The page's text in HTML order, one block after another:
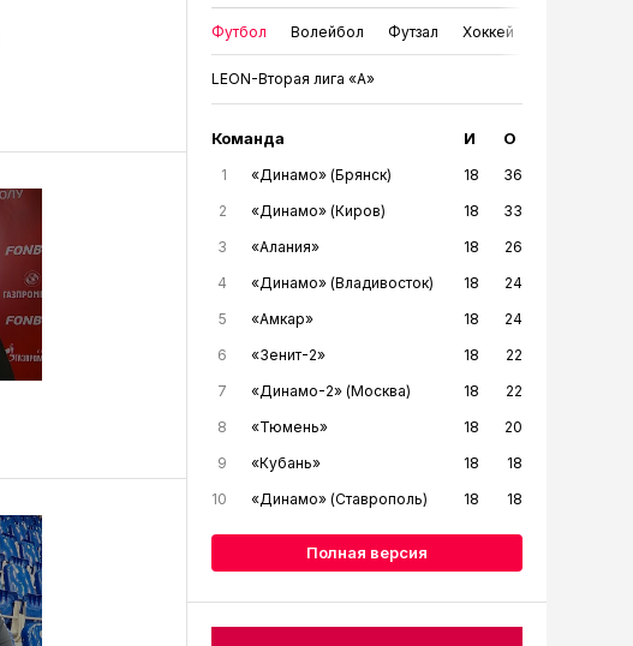
Футбол Волейбол Футзал Хоккей
LEON-Вторая лига «А»
Команда И О
1 «Динамо» (Брянск) 18
36
2
«Динамо» (Киров) 18
33
3
«Алания» 18
26
4
«Динамо» (Владивосток) 18
24
5
«Амкар» 18
24
6
«Зенит-2» 18
22
7
«Динамо-2» (Москва) 18
22
8
«Тюмень» 18
20
9
«Кубань» 18
18
10
«Динамо» (Ставрополь) 18 18
Полная версия